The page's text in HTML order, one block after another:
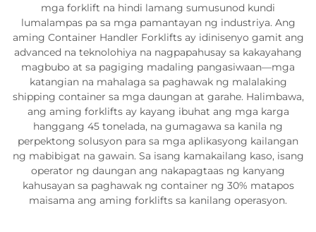
mga forklift na hindi lamang sumusunod kundi
lumalampas pa sa mga pamantayan ng industriya. Ang
aming Container Handler Forklifts ay idinisenyo gamit ang
advanced na teknolohiya na nagpapahusay sa kakayahang
magbubo at sa pagiging madaling pangasiwaan—mga
katangian na mahalaga sa paghawak ng malalaking
shipping container sa mga daungan at garahe. Halimbawa,
ang aming forklifts ay kayang ibuhat ang mga karga
hanggang 45 tonelada, na gumagawa sa kanila ng
perpektong solusyon para sa mga aplikasyong kailangan
ng mabibigat na gawain. Sa isang kamakailang kaso, isang
operator ng daungan ang nakapagtaas ng kanyang
kahusayan sa paghawak ng container ng 30% matapos
maisama ang aming forklifts sa kanilang operasyon.